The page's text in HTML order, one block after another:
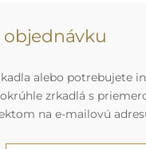
alebo potrebujete
zrkadlá s
na e-mailovú